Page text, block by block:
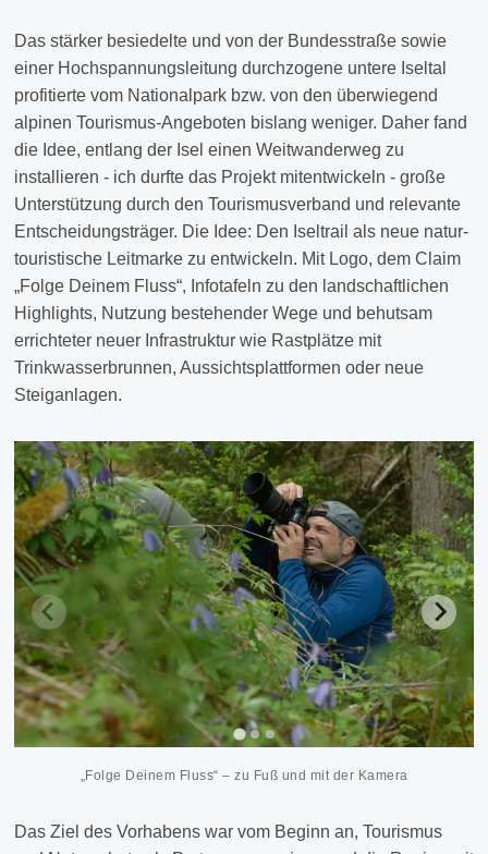
Das stärker besiedelte und von der Bundesstraße sowie
einer Hochspannungsleitung durchzogene untere Iseltal
profitierte vom Nationalpark bzw. von den überwiegend
alpinen Tourismus-Angeboten bislang weniger. Daher fand
die Idee, entlang der Isel einen Weitwanderweg zu
installieren - ich durfte das Projekt mitentwickeln - große
Unterstützung durch den Tourismusverband und relevante
Entscheidungsträger. Die Idee: Den Iseltrail als neue natur-
touristische Leitmarke zu entwickeln. Mit Logo, dem Claim
„Folge Deinem Fluss“, Infotafeln zu den landschaftlichen
Highlights, Nutzung bestehender Wege und behutsam
errichteter neuer Infrastruktur wie Rastplätze mit
Trinkwasserbrunnen, Aussichtsplattformen oder neue
Steiganlagen.
„Folge Deinem Fluss“ – zu Fuß und mit der Kamera
Das Ziel des Vorhabens war vom Beginn an, Tourismus